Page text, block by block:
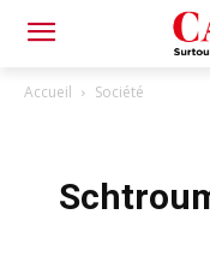
Accueil Société